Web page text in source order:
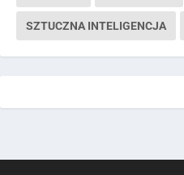
SZTUCZNA INTELIGENCJA